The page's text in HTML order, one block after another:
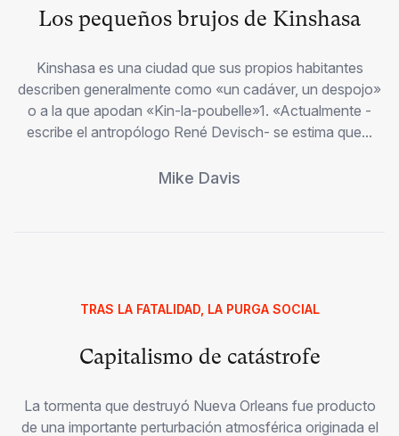
Los pequeños brujos de Kinshasa
Kinshasa es una ciudad que sus propios habitantes
describen generalmente como «un cadáver, un despojo»
o a la que apodan «Kin-la-poubelle»1. «Actualmente -
escribe el antropólogo René Devisch- se estima que...
Mike Davis
TRAS LA FATALIDAD, LA PURGA SOCIAL
Capitalismo de catástrofe
La tormenta que destruyó Nueva Orleans fue producto
de una importante perturbación atmosférica originada el